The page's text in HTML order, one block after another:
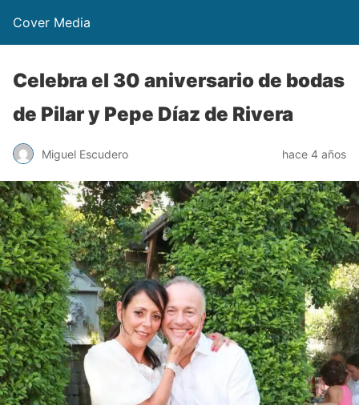
Cover Media
Celebra el 30 aniversario de bodas
de Pilar y Pepe Díaz de Rivera
Miguel Escudero hace 4 años